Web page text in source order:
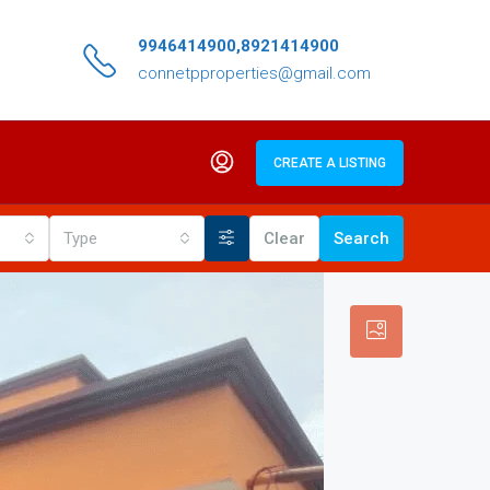
9946414900,8921414900
connetpproperties@gmail.com
CREATE A LISTING
Type Clear Search